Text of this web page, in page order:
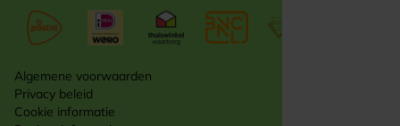
Algemene voorwaarden
Privacy beleid
Cookie informatie